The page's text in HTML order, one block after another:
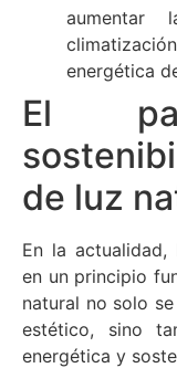
aumentar
energética
El
de luz
En la
en un principio
natural no solo
estético, sino
energética y